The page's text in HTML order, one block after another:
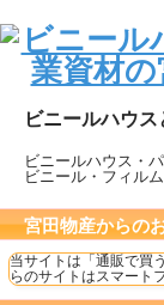
ビニールハウ
ビニールハウス・
ビニール・フィル
宮田物産からの
当サイトは「通販で買
らのサイトはスマート